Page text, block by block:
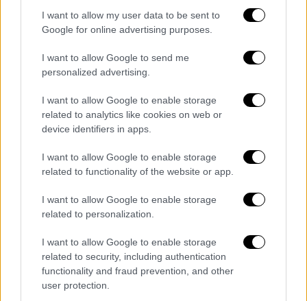
I want to allow my user data to be sent to
Google for online advertising purposes.
I want to allow Google to send me
personalized advertising.
I want to allow Google to enable storage
related to analytics like cookies on web or
device identifiers in apps.
I want to allow Google to enable storage
related to functionality of the website or app.
I want to allow Google to enable storage
related to personalization.
I want to allow Google to enable storage
related to security, including authentication
functionality and fraud prevention, and other
user protection.
Οπως ανακοίνωσε ο αναπληρωτής πουργός
ομαλοποιηθεί και η δραματική κατάσταση
που έχει διαμορφωθεί τα τελευταία χρόνια
με τα δρομολόγια του Προαστιακού
Σιδηροδρόμου της Αθήνας. Σύμφωνα με το
σχέδιο,θα αλλάξει η δρομολογιακή πολιτική
ώστε να μειωθούν οι χρόνοι αναμονής με
στόχο οι χρονοαποστάσεις να πέσουν στα 20